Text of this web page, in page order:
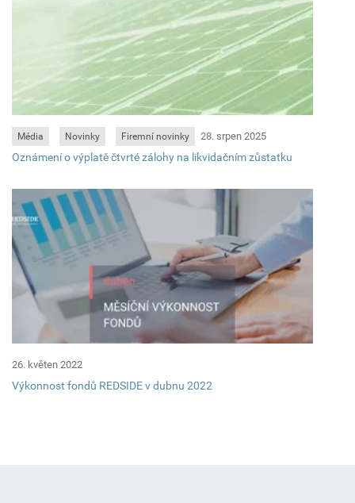
Média Novinky Firemní novinky 28. srpen 2025
Oznámení o výplatě čtvrté zálohy na likvidačním zůstatku
26. květen 2022
Výkonnost fondů REDSIDE v dubnu 2022